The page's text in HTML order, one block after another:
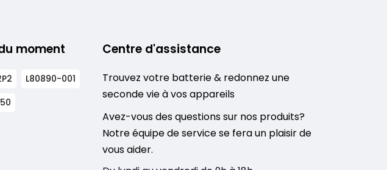
moment
L80890-001
Centre d'assistance
Trouvez votre batterie & redonnez une
seconde vie à vos appareils
Avez-vous des questions sur nos produits?
Notre équipe de service se fera un plaisir de
vous aider.